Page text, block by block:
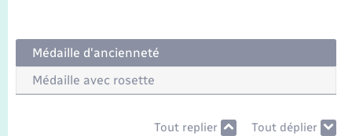
Voirie et espace public
Médaille d'ancienneté
Médaille avec rosette
Tout replier Tout déplier